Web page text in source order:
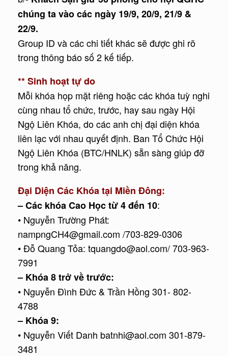
chúng ta vào các ngày 19/9, 20/9, 21/9 &
22/9.
Group ID và các chi tiết khác sẽ được ghi rõ
trong thông báo số 2 kế tiếp.
** Sinh hoạt tự do
Mỗi khóa họp mặt riêng hoặc các khóa tuỳ nghi
cùng nhau tổ chức, trước, hay sau ngày Hội
Ngộ Liên Khóa, do các anh chị đại diện khóa
liên lạc với nhau quyết định. Ban Tổ Chức Hội
Ngộ Liên Khóa (BTC/HNLK) sẵn sàng giúp đỡ
trong khả năng.
Đại Diện Các Khóa tại Miền Đông:
– Các khóa Cao Học từ 4 đến 10:
• Nguyễn Trường Phát:
nampngCH4@gmail.com /703-829-0306
• Đỗ Quang Tỏa: tquangdo@aol.com/ 703-963-
7991
– Khóa 8 trở về trước:
• Nguyễn Đình Đức & Trần Hồng 301- 802-
4788
– Khóa 9:
• Nguyễn Viết Danh batnhi@aol.com 301-879-
3481